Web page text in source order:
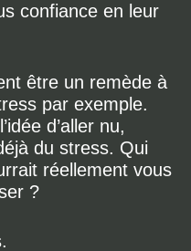
confiance en leur
être un remède à
par exemple.
d’aller nu,
du stress. Qui
réellement vous
?